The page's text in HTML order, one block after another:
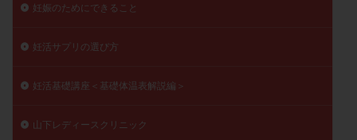
妊娠のためにできること
妊活サプリの選び方
妊活基礎講座＜基礎体温表解説編＞
山下レディースクリニック